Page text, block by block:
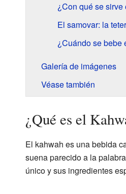
¿Con qué se
El samovar: la
¿Cuándo se bebe
Galería de imágenes
Véase también
¿Qué es el
El kahwah es una bebida
suena parecido a la
único y sus ingredientes